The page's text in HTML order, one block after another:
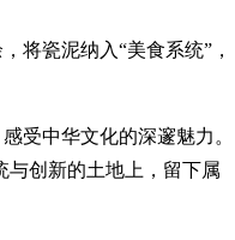
将瓷泥纳入“美食系统”，
受中华文化的深邃魅力。
与创新的土地上，留下属